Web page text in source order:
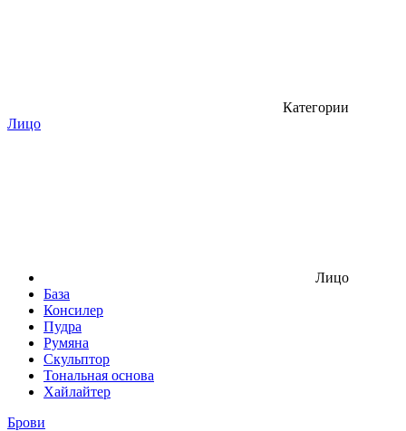
Категории
Лицо
Лицо
База
Консилер
Пудра
Румяна
Скульптор
Тональная основа
Хайлайтер
Брови